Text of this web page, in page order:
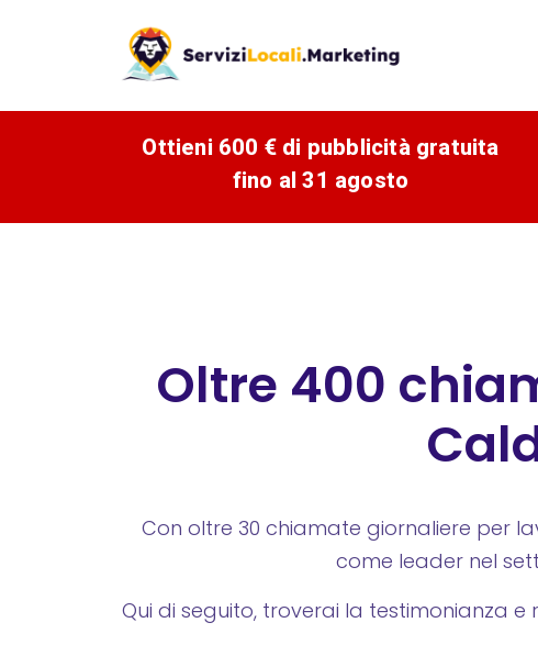
Ottieni 600 € di pubblicità gratuita
fino al 31 agosto
Oltre 400
Con oltre 30 chiamate giornaliere per
come leader nel
Qui di seguito, troverai la testimonianza